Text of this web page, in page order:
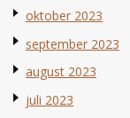
oktober 2023
september 2023
august 2023
juli 2023